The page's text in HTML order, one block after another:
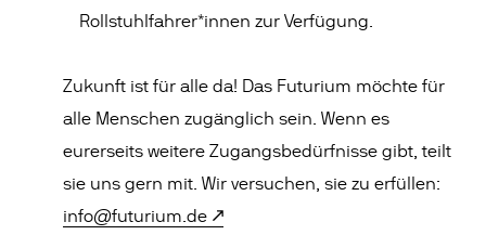
Rollstuhlfahrer*innen zur Verfügung.
Zukunft ist für alle da! Das Futurium möchte für
alle Menschen zugänglich sein. Wenn es
eurerseits weitere Zugangsbedürfnisse gibt, teilt
sie uns gern mit. Wir versuchen, sie zu erfüllen:
info@futurium.de